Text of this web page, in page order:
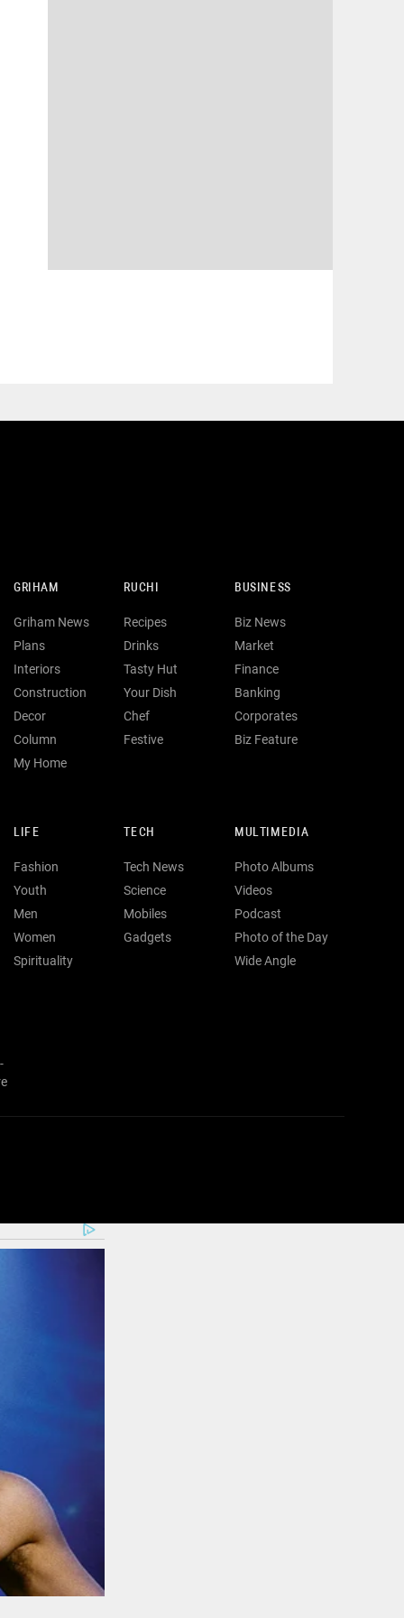
GRIHAM
Griham News
Plans
Interiors
Construction
Decor
Column
My Home
RUCHI
Recipes
Drinks
Tasty Hut
Your Dish
Chef
Festive
BUSINESS
Biz News
Market
Finance
Banking
Corporates
Biz Feature
LIFE
Fashion
Youth
Men
Women
Spirituality
TECH
Tech News
Science
Mobiles
Gadgets
MULTIMEDIA
Photo Albums
Videos
Podcast
Photo of the Day
Wide Angle